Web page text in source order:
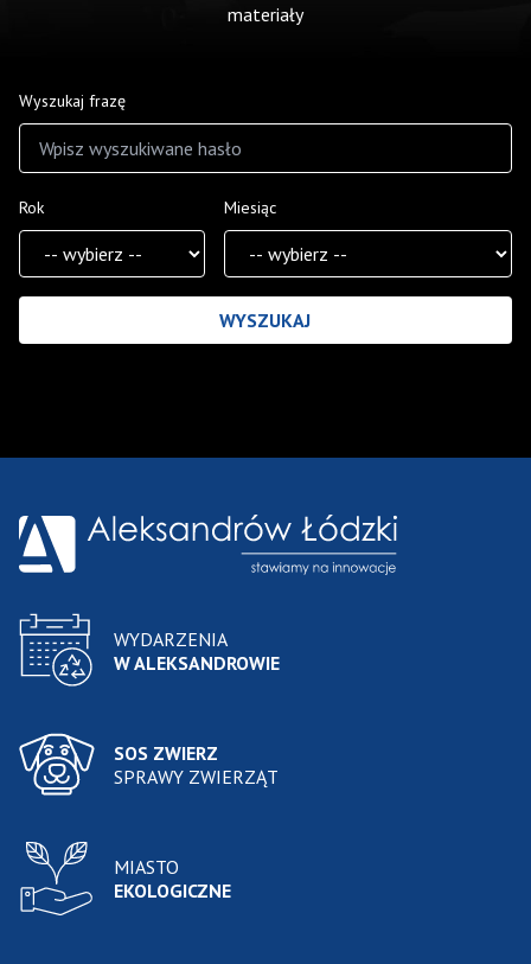
materiały
Wyszukaj frazę
Rok Miesiąc
WYDARZENIA
W ALEKSANDROWIE
SOS ZWIERZ
SPRAWY ZWIERZĄT
MIASTO
EKOLOGICZNE